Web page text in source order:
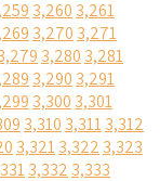
3,260 3,261
3,270 3,271
3,280 3,281
3,290 3,291
3,300 3,301
3,310 3,3113,312
3,3213,322 3,323
3,332 3,333